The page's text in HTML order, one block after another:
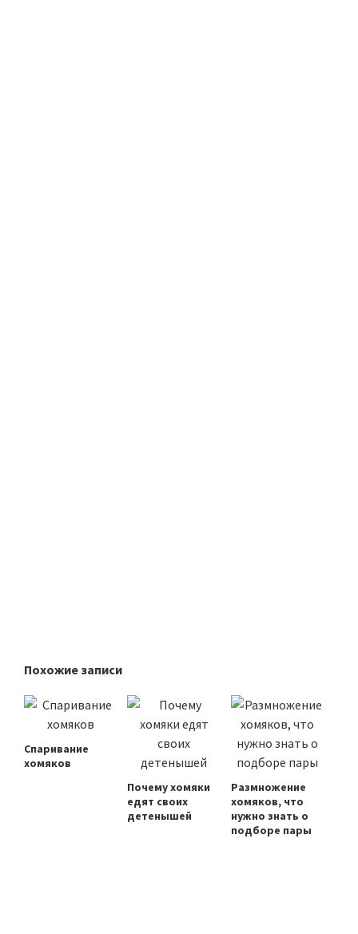
Похожие записи
Спаривание
хомяков
Почему хомяки
едят своих
детенышей
Размножение
хомяков, что
нужно знать о
подборе пары